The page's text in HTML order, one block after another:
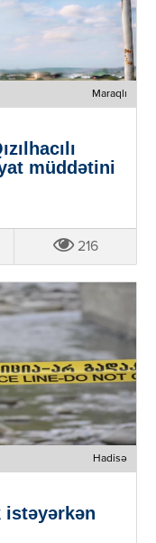
Maraqlı
müddətini
216
Hadisə
istəyərkən